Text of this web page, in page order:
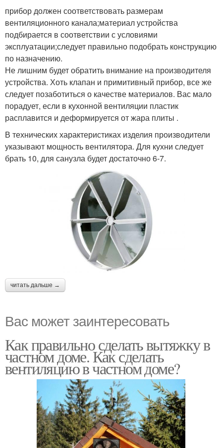
прибор должен соответствовать размерам
вентиляционного канала;материал устройства
подбирается в соответствии с условиями
эксплуатации;следует правильно подобрать конструкцию
по назначению.
Не лишним будет обратить внимание на производителя
устройства. Хоть клапан и примитивный прибор, все же
следует позаботиться о качестве материалов. Вас мало
порадует, если в кухонной вентиляции пластик
расплавится и деформируется от жара плиты .
В технических характеристиках изделия производители
указывают мощность вентилятора. Для кухни следует
брать 10, для санузла будет достаточно 6-7.
читать дальше →
Вас может заинтересовать
Как правильно сделать вытяжку в
частном доме. Как сделать
вентиляцию в частном доме?